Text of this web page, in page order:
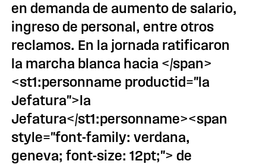
en demanda de aumento de salario,
ingreso de personal, entre otros
reclamos. En la jornada ratificaron
la marcha blanca hacia </span>
<st1:personname productid="la
Jefatura">la
Jefatura</st1:personname><span
style="font-family: verdana,
geneva; font-size: 12pt;"> de